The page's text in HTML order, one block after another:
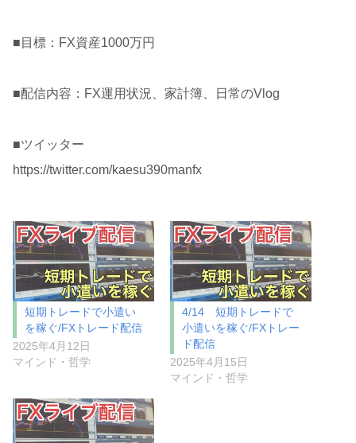
■目標：FX資産1000万円
■配信内容：FX運用状況、家計簿、日常のVlog
■ツイッター
https://twitter.com/kaesu390manfx
短期トレードで小遣い
を稼ぐ/FXトレード配信
2025年4月12日
マインド・哲学
4/14 短期トレードで
小遣いを稼ぐ/FXトレー
ド配信
2025年4月15日
マインド・哲学